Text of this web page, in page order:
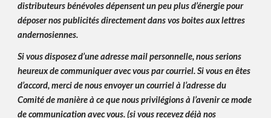
distributeurs bénévoles dépensent un peu plus d’énergie pour
déposer nos publicités directement dans vos boites aux lettres
andernosiennes.
Si vous disposez d’une adresse mail personnelle, nous serions
heureux de communiquer avec vous par courriel. Si vous en êtes
d’accord, merci de nous envoyer un courriel à l’adresse du
Comité de manière à ce que nous privilégions à l’avenir ce mode
de communication avec vous. (si vous recevez déjà nos